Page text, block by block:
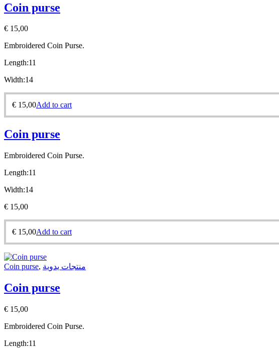
Coin purse
€ 15,00
Embroidered Coin Purse.
Length:11
Width:14
€ 15,00Add to cart
Coin purse
Embroidered Coin Purse.
Length:11
Width:14
€ 15,00
€ 15,00Add to cart
Coin purse, منتجات يدوية
Coin purse
€ 15,00
Embroidered Coin Purse.
Length:11